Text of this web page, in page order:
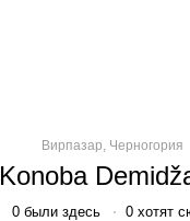
Вирпазар, Черногория
Konoba
0 были здесь 0 хотят